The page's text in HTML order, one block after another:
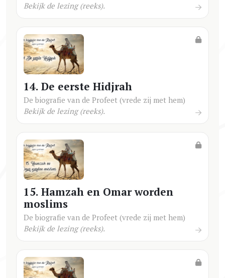
Bekijk de lezing (reeks).
14. De eerste Hidjrah
De biografie van de Profeet (vrede zij met hem)
Bekijk de lezing (reeks).
15. Hamzah en Omar worden
moslims
De biografie van de Profeet (vrede zij met hem)
Bekijk de lezing (reeks).